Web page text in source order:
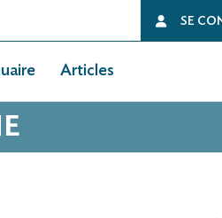
SE
Articles